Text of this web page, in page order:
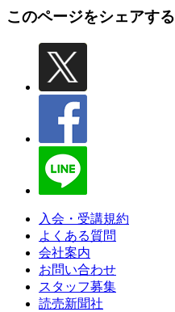
このページをシェアする
入会・受講規約
よくある質問
会社案内
お問い合わせ
スタッフ募集
読売新聞社